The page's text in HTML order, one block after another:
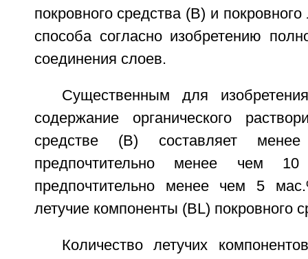
покровного средства (В) и
способа согласно изобретению
соединения слоев.
Существенным для
содержание органического
средстве (В) составляет
предпочтительно менее чем
предпочтительно менее чем 5
летучие компоненты (BL) покровного
Количество летучих